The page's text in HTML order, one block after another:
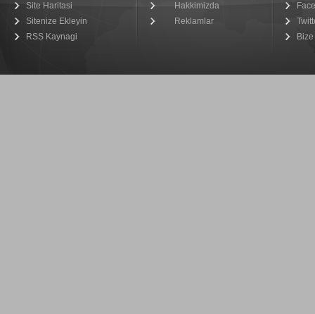
Site Haritasi
Sitenize Ekleyin
RSS Kaynagi
Hakkimizda
Reklamlar